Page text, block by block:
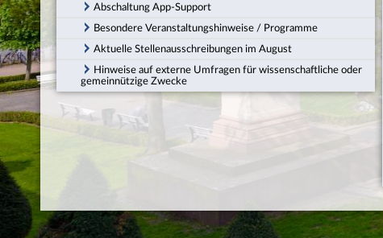
Abschaltung App-Support
Besondere Veranstaltungshinweise / Programme
Aktuelle Stellenausschreibungen im August
Hinweise auf externe Umfragen für wissenschaftliche oder
gemeinnützige Zwecke